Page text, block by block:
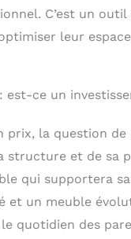
C’est un outil
leur
ce un
prix, la question
structure et de sa
qui supportera
et un meuble
quotidien des